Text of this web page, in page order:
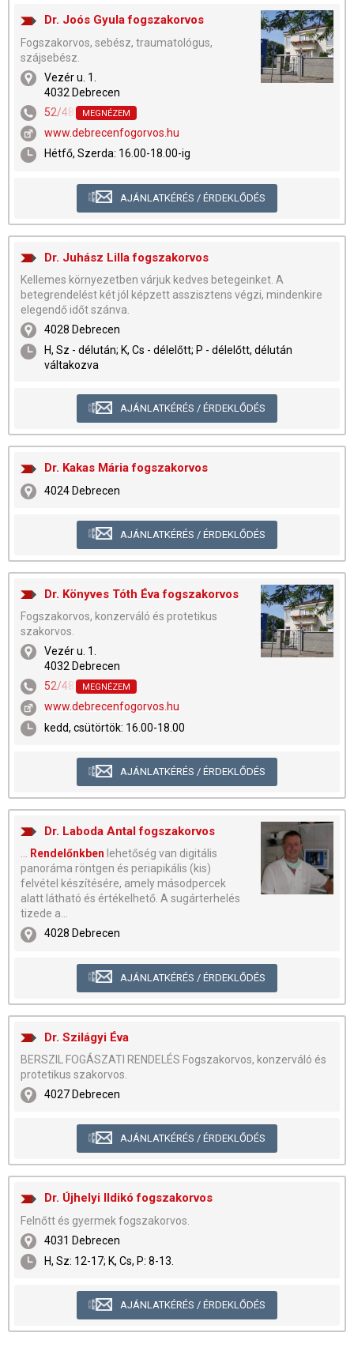
Dr. Joós Gyula fogszakorvos
Fogszakorvos, sebész, traumatológus,
szájsebész.
Vezér u. 1.
4032 Debrecen
52/482-619,52/482-546
MEGNÉZEM
www.debrecenfogorvos.hu
Hétfő, Szerda: 16.00-18.00-ig
AJÁNLATKÉRÉS / ÉRDEKLŐDÉS
Dr. Juhász Lilla fogszakorvos
Kellemes környezetben várjuk kedves betegeinket. A
betegrendelést két jól képzett asszisztens végzi, mindenkire
elegendő időt szánva.
4028 Debrecen
H, Sz - délután; K, Cs - délelőtt; P - délelőtt, délután
váltakozva
AJÁNLATKÉRÉS / ÉRDEKLŐDÉS
Dr. Kakas Mária fogszakorvos
4024 Debrecen
AJÁNLATKÉRÉS / ÉRDEKLŐDÉS
Dr. Könyves Tóth Éva fogszakorvos
Fogszakorvos, konzerváló és protetikus
szakorvos.
Vezér u. 1.
4032 Debrecen
52/482-619,52/482-546
MEGNÉZEM
www.debrecenfogorvos.hu
kedd, csütörtök: 16.00-18.00
AJÁNLATKÉRÉS / ÉRDEKLŐDÉS
Dr. Laboda Antal fogszakorvos
... Rendelőnkben lehetőség van digitális
panoráma röntgen és periapikális (kis)
felvétel készítésére, amely másodpercek
alatt látható és értékelhető. A sugárterhelés
tizede a...
4028 Debrecen
AJÁNLATKÉRÉS / ÉRDEKLŐDÉS
Dr. Szilágyi Éva
BERSZIL FOGÁSZATI RENDELÉS Fogszakorvos, konzerváló és
protetikus szakorvos.
4027 Debrecen
AJÁNLATKÉRÉS / ÉRDEKLŐDÉS
Dr. Újhelyi Ildikó fogszakorvos
Felnőtt és gyermek fogszakorvos.
4031 Debrecen
H, Sz: 12-17; K, Cs, P: 8-13.
AJÁNLATKÉRÉS / ÉRDEKLŐDÉS